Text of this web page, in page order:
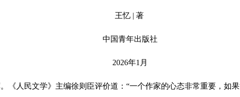
王忆 | 著
中国青年出版社
2026年1月
人民文学》主编徐则臣评价道：“一个作家的心态非常重要，如